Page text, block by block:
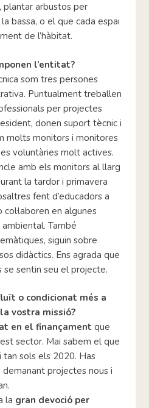
plantar arbustos per
bassa, o el que cada espai
de l’hàbitat.
l’entitat?
som tres persones
Puntualment treballen
per projectes
donen suport tècnic i
molts monitors i monitores
voluntàries molt actives.
amb els monitors al llarg
la tardor i primavera
fent d’educadors a
en algunes
També
siguin sobre
didàctics. Ens agrada que
sentin seu el projecte.
o condicionat més a
vostra missió?
en el finançamentque
sector. Mai sabem el que
tan sols els 2020. Has
projectes nous i
la gran devoció per